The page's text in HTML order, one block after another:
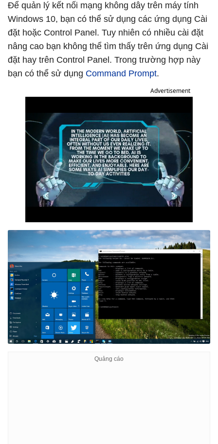
Để quản lý kết nối mạng không dây trên máy tính
Windows 10, bạn có thể sử dụng các ứng dụng Cài
đặt hoặc Control Panel. Tuy nhiên có nhiều cài đặt
nâng cao bạn không thể tìm thấy trên ứng dụng Cài
đặt hay trên Control Panel. Trong trường hợp này
bạn có thể sử dụng Command Prompt.
Advertisement